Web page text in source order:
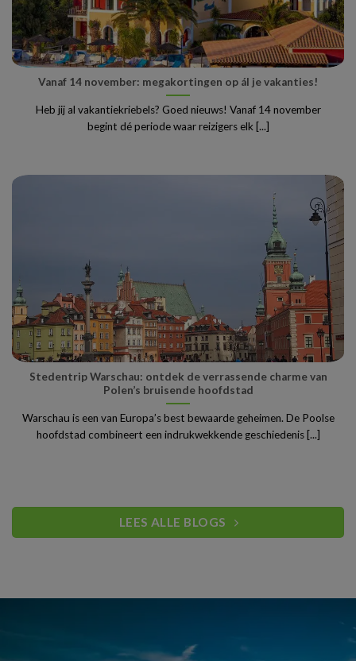
Vanaf 14 november: megakortingen op ál je vakanties!
Heb jij al vakantiekriebels? Goed nieuws! Vanaf 14 november
begint dé periode waar reizigers elk [...]
Stedentrip Warschau: ontdek de verrassende charme van
Polen’s bruisende hoofdstad
Warschau is een van Europa’s best bewaarde geheimen. De Poolse
hoofdstad combineert een indrukwekkende geschiedenis [...]
LEES ALLE BLOGS